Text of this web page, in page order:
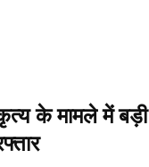
के मामले में बड़ी